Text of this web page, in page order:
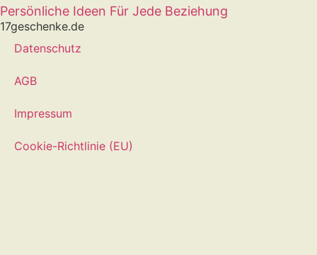
Persönliche Ideen Für Jede Beziehung
17geschenke.de
Datenschutz
AGB
Impressum
Cookie-Richtlinie (EU)